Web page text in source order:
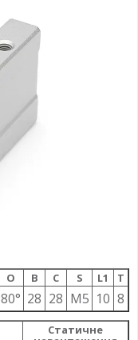
О B C S L1 T
80° 28 28 M5 10 8
Статичне